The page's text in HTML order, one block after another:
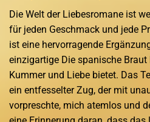
Die Welt der Liebesromane ist
für jeden Geschmack und jede
ist eine hervorragende
einzigartige Die spanische Braut
Kummer und Liebe bietet. Das
ein entfesselter Zug, der mit
vorpreschte, mich atemlos und